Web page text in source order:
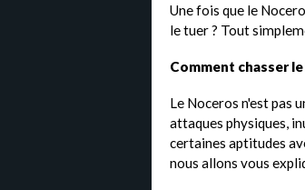
Une fois que le
le tuer ? Tout
Comment chasser
Le Noceros n'est pas
attaques physiques,
certaines aptitudes
nous allons vous